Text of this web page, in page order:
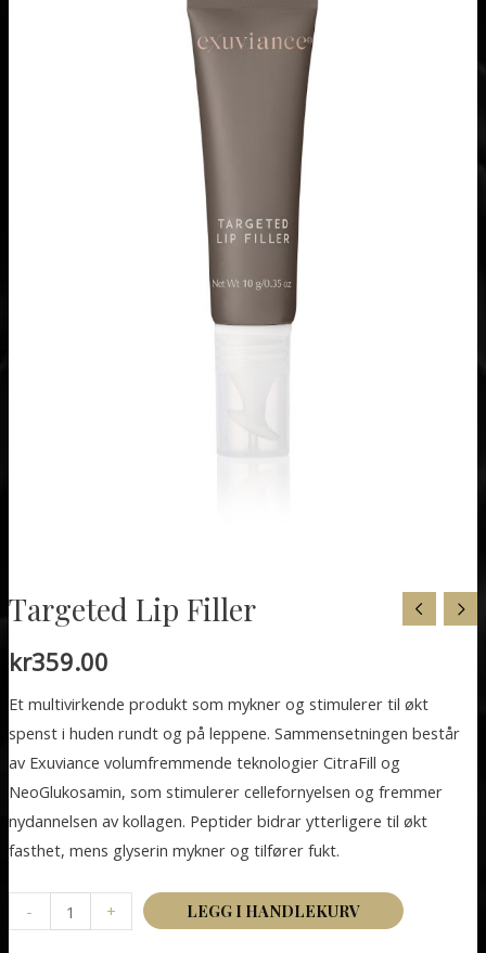
Targeted Lip Filler
kr359.00
Et multivirkende produkt som mykner og stimulerer til økt
spenst i huden rundt og på leppene. Sammensetningen består
av Exuviance volumfremmende teknologier CitraFill og
NeoGlukosamin, som stimulerer cellefornyelsen og fremmer
nydannelsen av kollagen. Peptider bidrar ytterligere til økt
fasthet, mens glyserin mykner og tilfører fukt.
-
Targeted
Lip
+ LEGG I HANDLEKURV